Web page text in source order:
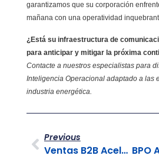
garantizamos que su corporación
mañana con una operatividad
¿Está su infraestructura de
para anticipar y mitigar la próxima
Contacte a nuestros especialistas para
Inteligencia Operacional adaptado a las
industria energética.
Previous
Ventas B2B Aceleradas: BPO, SDRs y Plataformas Omnicanales